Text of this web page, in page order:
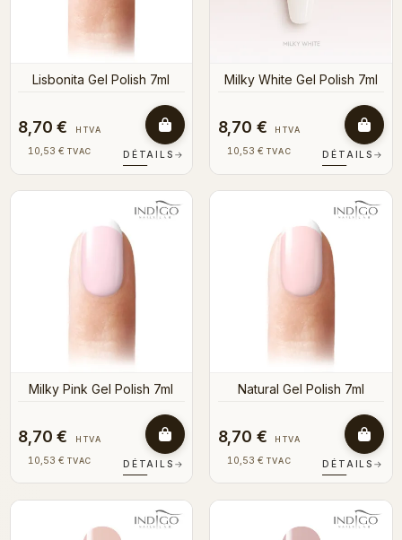
Lisbonita Gel Polish 7ml
8,70 € HTVA
10,53 € TVAC DÉTAILS →
Milky White Gel Polish 7ml
8,70 € HTVA
10,53 € TVAC DÉTAILS →
Milky Pink Gel Polish 7ml
8,70 € HTVA
10,53 € TVAC DÉTAILS →
Natural Gel Polish 7ml
8,70 € HTVA
10,53 € TVAC DÉTAILS →